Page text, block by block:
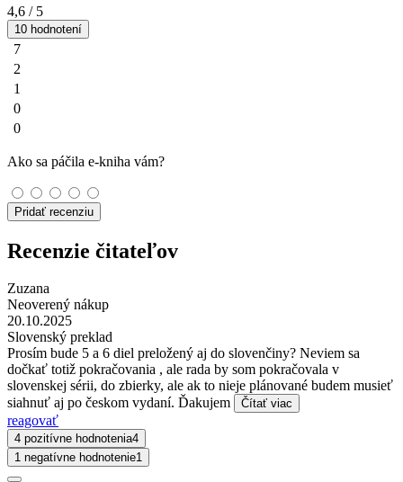
4,6 / 5
10 hodnotení
7
2
1
0
0
Ako sa páčila e-kniha vám?
Pridať recenziu
Recenzie čitateľov
Zuzana
Neoverený nákup
20.10.2025
Slovenský preklad
Prosím bude 5 a 6 diel preložený aj do slovenčiny? Neviem sa
dočkať totiž pokračovania , ale rada by som pokračovala v
slovenskej sérii, do zbierky, ale ak to nieje plánované budem musieť
siahnuť aj po českom vydaní. Ďakujem
Čítať viac
reagovať
4 pozitívne hodnotenia4
1 negatívne hodnotenie1